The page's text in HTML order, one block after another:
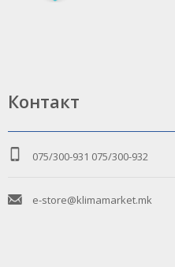
Контакт
075/300-931 075/300-932
e-store@klimamarket.mk